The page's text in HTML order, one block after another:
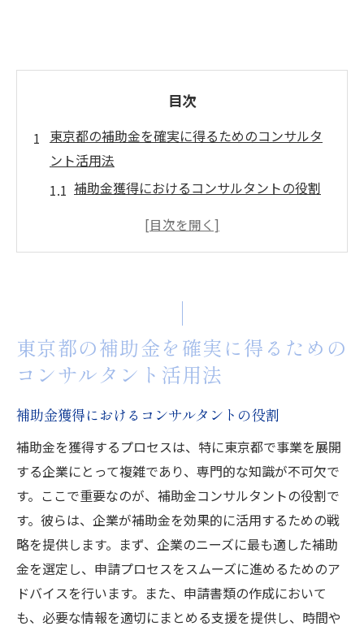
目次
東京都の補助金を確実に得るためのコンサルタ
ント活用法
補助金獲得におけるコンサルタントの役割
東京都の補助金制度を理解するための第一
コンサルタントと協力して補助金申請を最
適化
補助金受給後の事業成長を支えるコンサル
補助金申請で失敗しないための東京都のコンサ
ルタント選び
信頼できるコンサルタントの見極め方
東京都特有の補助金申請プロセスを熟知す
る専門家
コンサルタントとの契約前に確認すべきポ
失敗しないためのコンサルタント選びの注
東京都の補助金を確実に得るための
コンサルタント活用法
補助金獲得におけるコンサルタントの役割
補助金を獲得するプロセスは、特に東京都で事業を展開
する企業にとって複雑であり、専門的な知識が不可欠で
す。ここで重要なのが、補助金コンサルタントの役割で
す。彼らは、企業が補助金を効果的に活用するための戦
略を提供します。まず、企業のニーズに最も適した補助
金を選定し、申請プロセスをスムーズに進めるためのア
ドバイスを行います。また、申請書類の作成において
も、必要な情報を適切にまとめる支援を提供し、時間や